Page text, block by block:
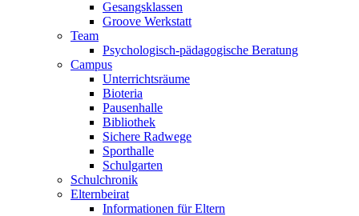
Gesangsklassen
Groove Werkstatt
Team
Psychologisch-pädagogische Beratung
Campus
Unterrichtsräume
Bioteria
Pausenhalle
Bibliothek
Sichere Radwege
Sporthalle
Schulgarten
Schulchronik
Elternbeirat
Informationen für Eltern